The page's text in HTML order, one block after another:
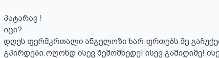
პატარავ !
იცი?
დღეს ფერმკრთალი ანგელოზი ხარ.ფრთებს მე
გპირდები.ოღონდ ისევ შემომხედე! ისევ გამიღიმე!